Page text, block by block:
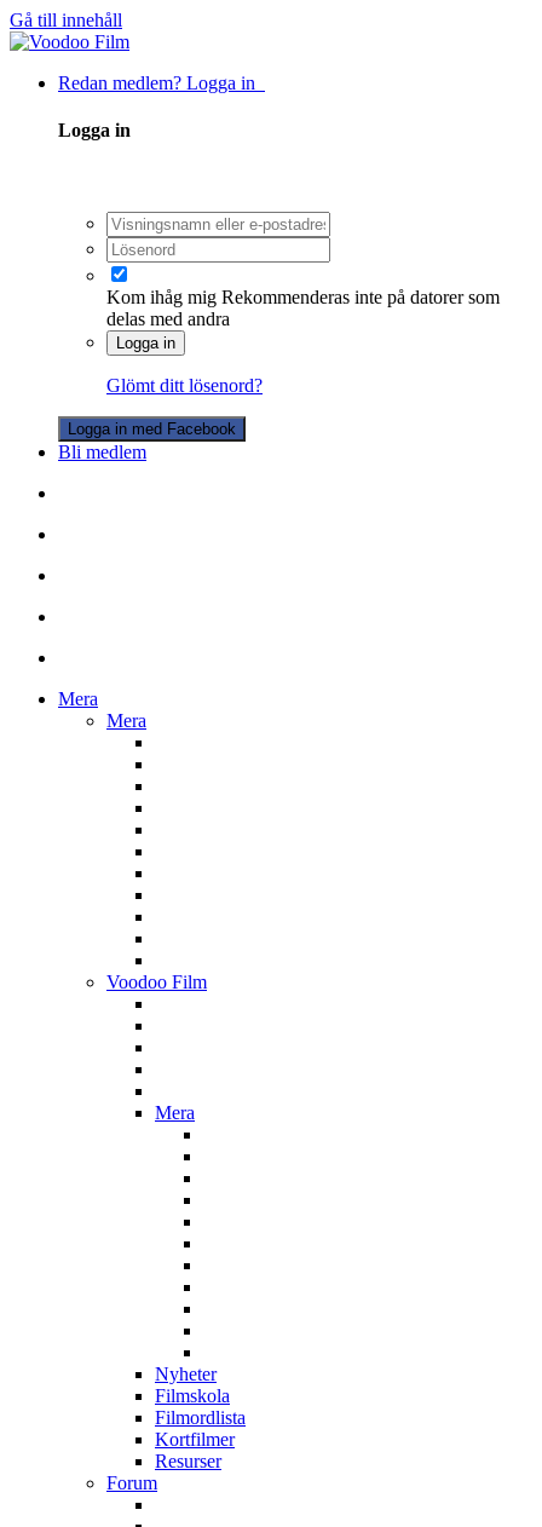
Gå till innehåll
Redan medlem? Logga in
Logga in
Kom ihåg mig Rekommenderas inte på datorer som
delas med andra
Logga in
Glömt ditt lösenord?
Logga in med Facebook
Bli medlem
Mera
Mera
Voodoo Film
Mera
Nyheter
Filmskola
Filmordlista
Kortfilmer
Resurser
Forum